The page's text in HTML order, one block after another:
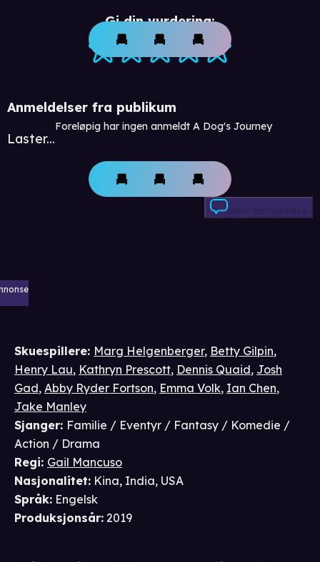
Gi din vurdering:
Anmeldelser fra publikum
Laster...
Foreløpig har ingen anmeldt A Dog's Journey
Skriv anmeldelse
Skuespillere: Marg Helgenberger, Betty Gilpin,
Henry Lau, Kathryn Prescott, Dennis Quaid, Josh
Gad, Abby Ryder Fortson, Emma Volk, Ian Chen,
Jake Manley
Sjanger: Familie / Eventyr / Fantasy / Komedie /
Action / Drama
Regi: Gail Mancuso
Nasjonalitet: Kina, India, USA
Språk: Engelsk
Produksjonsår: 2019